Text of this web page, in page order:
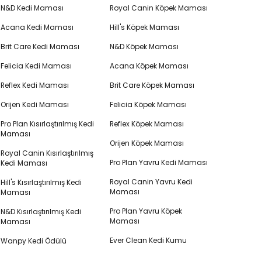
N&D Kedi Maması
Acana Kedi Maması
Brit Care Kedi Maması
Felicia Kedi Maması
Reflex Kedi Maması
Orijen Kedi Maması
Pro Plan Kısırlaştırılmış Kedi
Maması
Royal Canin Kısırlaştırılmış
Kedi Maması
Hill's Kısırlaştırılmış Kedi
Maması
N&D Kısırlaştırılmış Kedi
Maması
Wanpy Kedi Ödülü
Royal Canin Köpek Maması
Hill's Köpek Maması
N&D Köpek Maması
Acana Köpek Maması
Brit Care Köpek Maması
Felicia Köpek Maması
Reflex Köpek Maması
Orijen Köpek Maması
Pro Plan Yavru Kedi Maması
Royal Canin Yavru Kedi
Maması
Pro Plan Yavru Köpek
Maması
Ever Clean Kedi Kumu